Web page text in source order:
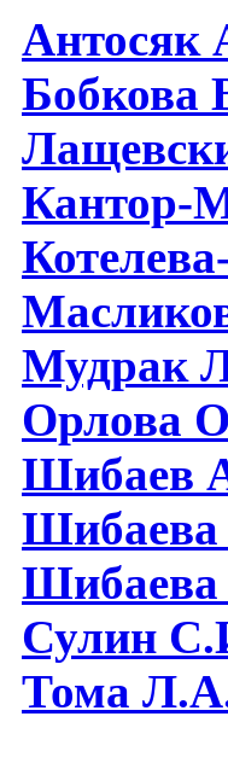
Антосяк
Бобкова
Кантор-
Мудрак
Орлова
Шибаев
Шибаева
Сулин
Тома